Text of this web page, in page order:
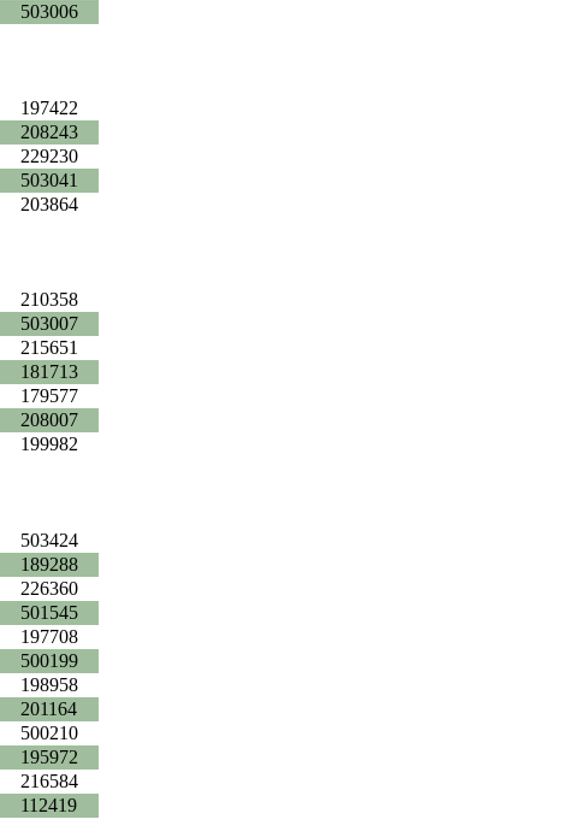
503006
197422
208243
229230
503041
203864
210358
503007
215651
181713
179577
208007
199982
503424
189288
226360
501545
197708
500199
198958
201164
500210
195972
216584
112419